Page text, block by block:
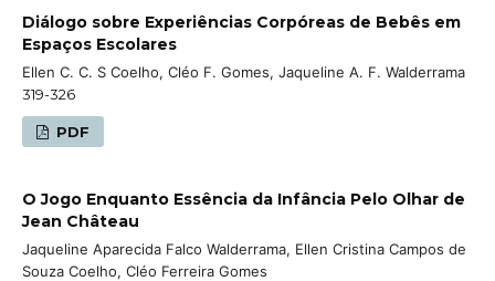
Diálogo sobre Experiências Corpóreas de Bebês em
Espaços Escolares
Ellen C. C. S Coelho, Cléo F. Gomes, Jaqueline A. F. Walderrama
319-326
PDF
O Jogo Enquanto Essência da Infância Pelo Olhar de
Jean Château
Jaqueline Aparecida Falco Walderrama, Ellen Cristina Campos de
Souza Coelho, Cléo Ferreira Gomes